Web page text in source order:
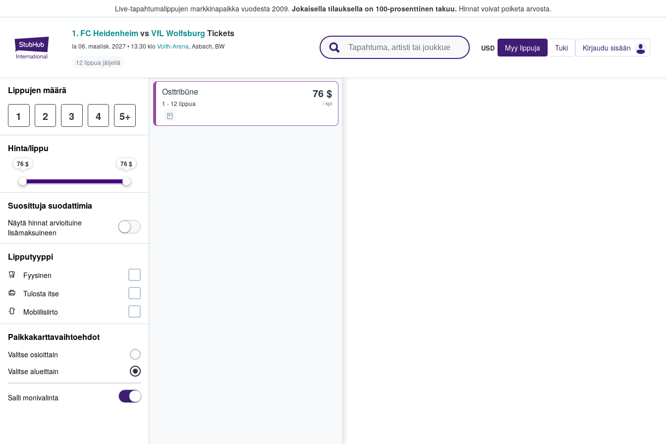
Live-tapahtumalippujen markkinapaikka vuodesta 2009. Jokaisella tilauksella on 100-prosenttinen takuu. Hinnat voivat poiketa arvosta.
StubHub - missä fanit ostavat ja myyvät lippuja
1. FC HeidenheimvsVfL Wolfsburg Tickets
la 06. maalisk. 2027• 13.30 klo Voith-Arena, Asbach, BW
12 lippua jäljellä
USD Myy lippuja Tuki Kirjaudu sisään
Osttribüne
1 - 12 lippua
76 $
/ kpl
Lippujen määrä
1 2 3 4 5+
Hinta/lippu
76 $ 76 $
Suosittuja suodattimia
Näytä hinnat arvioituine
lisämaksuineen
Lipputyyppi
Fyysinen
Tulosta itse
Mobiilisiirto
Paikkakarttavaihtoehdot
Valitse osioittain
Valitse alueittain
Salli monivalinta